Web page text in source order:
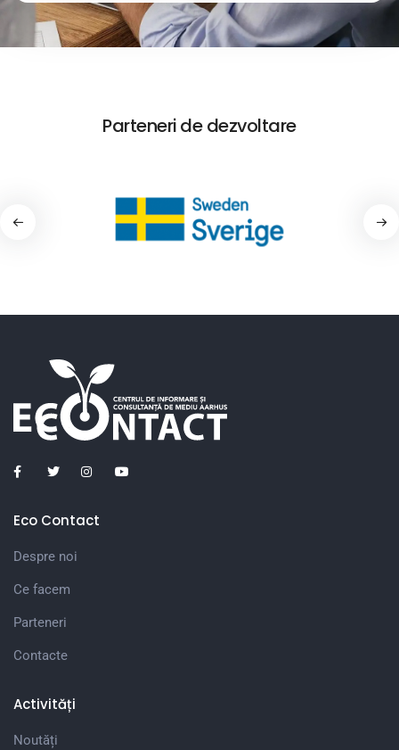
Parteneri de dezvoltare
Eco Contact
Despre noi
Ce facem
Parteneri
Contacte
Activități
Noutăți